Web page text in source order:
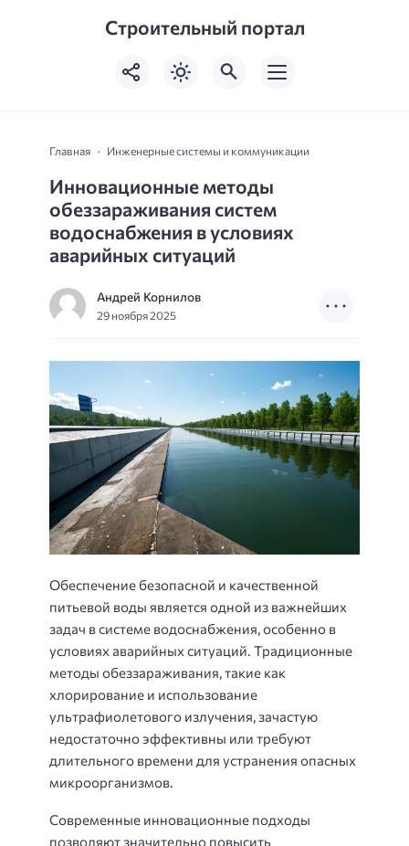
Строительный портал
Главная Инженерные системы и коммуникации
Инновационные методы
обеззараживания систем
водоснабжения в условиях
аварийных ситуаций
Андрей Корнилов
29 ноября 2025
Обеспечение безопасной и качественной
питьевой воды является одной из важнейших
задач в системе водоснабжения, особенно в
условиях аварийных ситуаций. Традиционные
методы обеззараживания, такие как
хлорирование и использование
ультрафиолетового излучения, зачастую
недостаточно эффективны или требуют
длительного времени для устранения опасных
микроорганизмов.
Современные инновационные подходы
позволяют значительно повысить